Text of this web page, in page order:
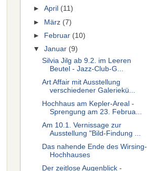
►April (11)
► März (7)
► Februar (10)
▼Januar (9)
Silvia Jilg ab 9.2. im Leeren
Beutel - Jazz-Club-G...
Art Affair mit Ausstellung
verschiedener Galeriekü...
Hochhaus am Kepler-Areal -
Sprengung am 23. Februa...
Am 10.1. Vernissage zur
Ausstellung "Bild-Findung ...
Das nahende Ende des Wirsing-
Hochhauses
Der zeitlose Augenblick -